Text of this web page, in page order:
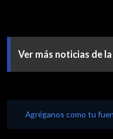
Ver más noticias de
Agréganos como tu